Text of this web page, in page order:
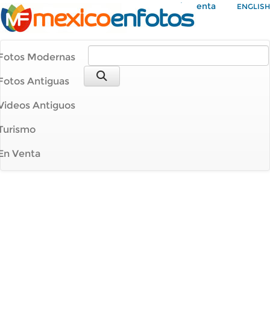
Mi Cuenta ENGLISH
Modernas
Antiguas
Antiguos
Venta